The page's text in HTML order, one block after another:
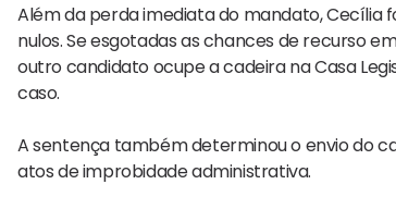
Além da perda imediata do mandato, Cecília
nulos. Se esgotadas as chances de recurso
outro candidato ocupe a cadeira na Casa
caso.
A sentença também determinou o envio do
atos de improbidade administrativa.